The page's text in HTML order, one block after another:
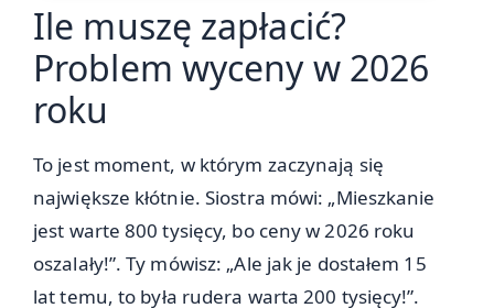
Ile muszę zapłacić?
Problem wyceny w 2026
roku
To jest moment, w którym zaczynają się
największe kłótnie. Siostra mówi: „Mieszkanie
jest warte 800 tysięcy, bo ceny w 2026 roku
oszalały!”. Ty mówisz: „Ale jak je dostałem 15
lat temu, to była rudera warta 200 tysięcy!”.